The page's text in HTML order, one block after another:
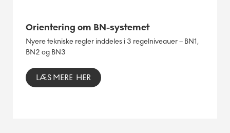
Orientering om BN-systemet
Nyere tekniske regler inddeles i 3 regelniveauer – BN1,
BN2 og BN3
LÆS MERE HER